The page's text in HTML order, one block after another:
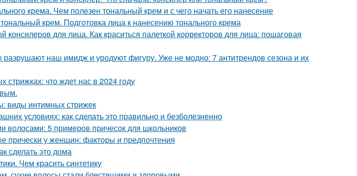
крема. Чем полезен тональный крем и с чего начать его нанесение
крем. Подготовка лица к нанесению тонального крема
консилеров для лица. Как краситься палеткой корректоров для лица: пошаговая
разрушают наш имидж и уродуют фигуру. Уже не модно: 7 антитрендов сезона и их
что ждет нас в 2024 году
виды интимных стрижек
условиях: как сделать это правильно и безболезненно
волосами: 5 примеров причесок для школьников
прически у женщин: факторы и предпочтения
сделать это дома
Чем красить синтетику